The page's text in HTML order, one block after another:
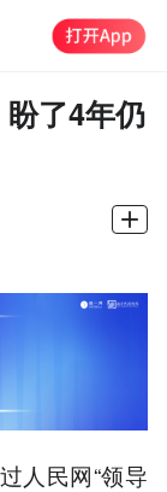
了4年仍
人民网“领导